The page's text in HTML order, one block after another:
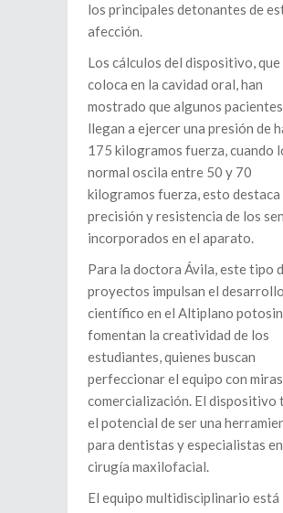
los principales detonantes de
afección.
Los cálculos del dispositivo, que
coloca en la cavidad oral, han
mostrado que algunos pacientes
llegan a ejercer una presión de
175 kilogramos fuerza, cuando
normal oscila entre 50 y 70
kilogramos fuerza, esto destaca
precisión y resistencia de los
incorporados en el aparato.
Para la doctora Ávila, este tipo
proyectos impulsan el desarrollo
científico en el Altiplano
fomentan la creatividad de los
estudiantes, quienes buscan
perfeccionar el equipo con miras
comercialización. El dispositivo
el potencial de ser una
para dentistas y especialistas en
cirugía maxilofacial.
El equipo multidisciplinario está